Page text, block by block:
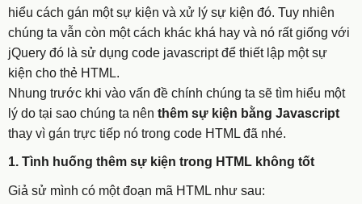
hiểu cách gán một sự kiện và xử lý sự kiện đó. Tuy nhiên
chúng ta vẫn còn một cách khác khá hay và nó rất giống với
jQuery đó là sử dụng code javascript để thiết lập một sự
kiện cho thẻ HTML.
Nhung trước khi vào vấn đề chính chúng ta sẽ tìm hiểu một
lý do tại sao chúng ta nên thêm sự kiện bằng Javascript
thay vì gán trực tiếp nó trong code HTML đã nhé.
1. Tình huống thêm sự kiện trong HTML không tốt
Giả sử mình có một đoạn mã HTML như sau: